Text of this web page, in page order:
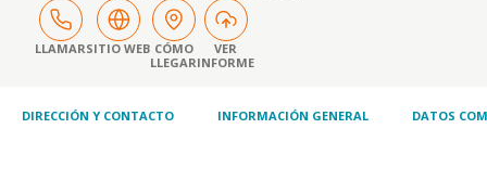
LLAMARSITIO WEB CÓMO
LLEGAR
VER
INFORME
DIRECCIÓN Y CONTACTO INFORMACIÓN GENERAL DATOS